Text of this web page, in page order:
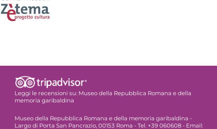
Leggi le recensioni su: Museo della Repubblica Romana e della
memoria garibaldina
Museo della Repubblica Romana e della memoria garibaldina -
Largo di Porta San Pancrazio, 00153 Roma - Tel. +39 060608 - Email: